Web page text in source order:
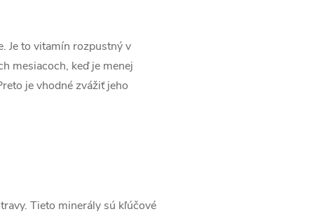
Je to vitamín rozpustný v
mesiacoch, keď je menej
je vhodné zvážiť jeho
Tieto minerály sú kľúčové